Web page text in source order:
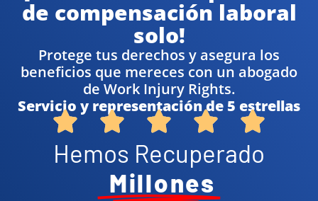
de compensación laboral
solo!
Protege tus derechos y asegura los
beneficios que mereces con un abogado
de Work Injury Rights.
Servicio y representación de 5 estrellas
Hemos Recuperado
Millones